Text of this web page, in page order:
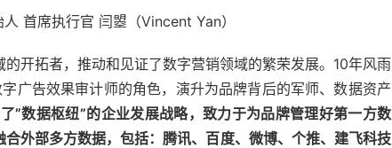
首席执行官 闫曌（Vincent Yan）
开拓者，推动和见证了数字营销领域的繁荣发展。10年风雨
广告效果审计师的角色，演升为品牌背后的军师、数据资产
”数据枢纽”的企业发展战略，致力于为品牌管理好第一方数
合外部多方数据，包括：腾讯、百度、微博、个推、建飞科技